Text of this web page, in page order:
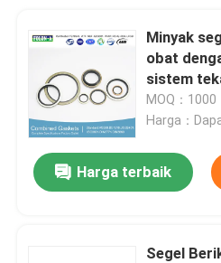
Minyak
obat
sistem
MOQ：1000
Harga：
Harga terbaik
Segel